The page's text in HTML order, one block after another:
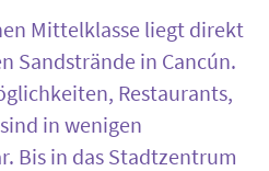
Mittelklasse liegt direkt
Sandstrände in Cancún.
Restaurants,
in wenigen
Bis in das Stadtzentrum